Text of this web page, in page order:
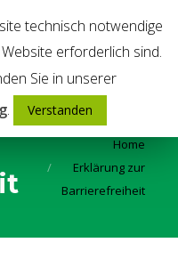
You are here: Home
Erklärung zur
Barrierefreiheit
technisch notwendige
erforderlich sind.
Sie in unserer
. Verstanden